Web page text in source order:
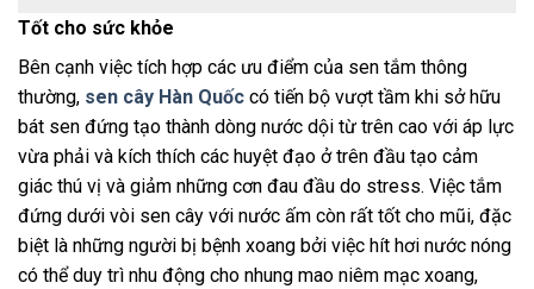
Tốt cho sức khỏe
Bên cạnh việc tích hợp các ưu điểm của sen tắm thông
thường, sen cây Hàn Quốc có tiến bộ vượt tầm khi sở hữu
bát sen đứng tạo thành dòng nước dội từ trên cao với áp lực
vừa phải và kích thích các huyệt đạo ở trên đầu tạo cảm
giác thú vị và giảm những cơn đau đầu do stress. Việc tắm
đứng dưới vòi sen cây với nước ấm còn rất tốt cho mũi, đặc
biệt là những người bị bệnh xoang bởi việc hít hơi nước nóng
có thể duy trì nhu động cho nhung mao niêm mạc xoang,